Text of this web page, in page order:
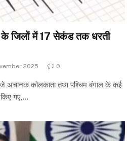
के जिलों में 17 सेकंड तक धरती
2025 0
अचानक कोलकाता तथा पश्चिम बंगाल के कई
गए,…